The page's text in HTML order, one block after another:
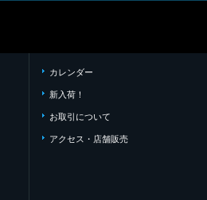
カレンダー
新入荷！
お取引について
アクセス・店舗販売